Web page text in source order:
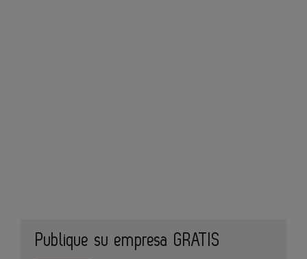
Publique su empresa GRATIS